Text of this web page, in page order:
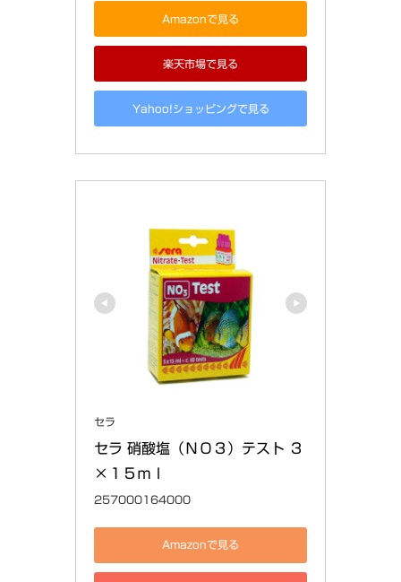
Amazonで見る
楽天市場で見る
Yahoo!ショッピングで見る
セラ
セラ 硝酸塩（ＮＯ３）テスト ３
×１５ｍｌ
257000164000
Amazonで見る